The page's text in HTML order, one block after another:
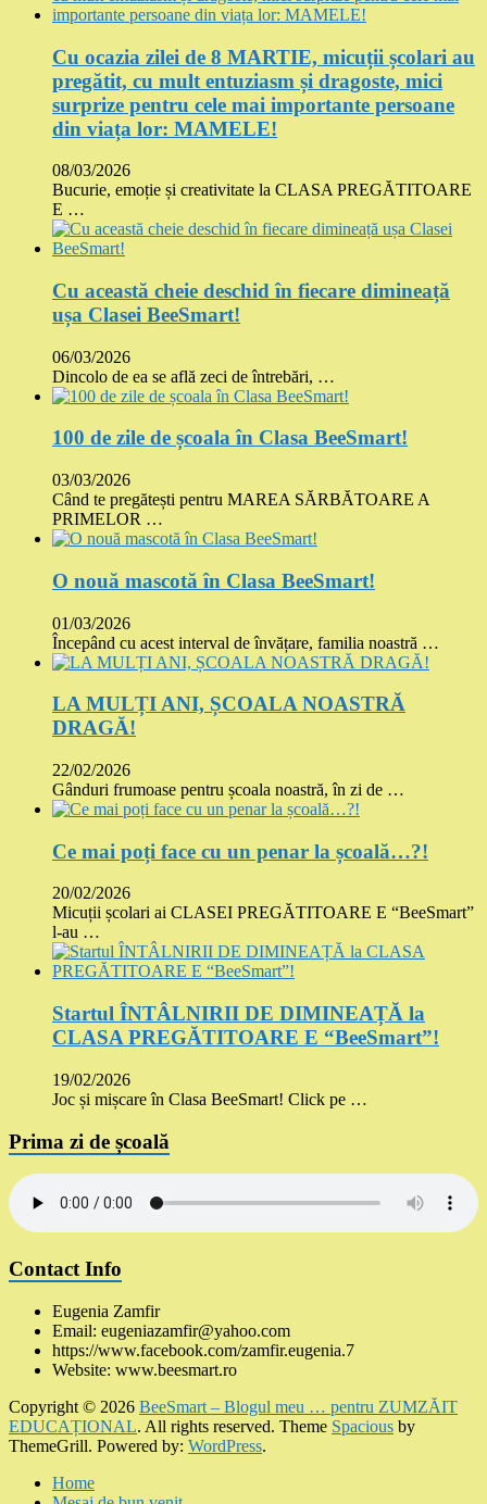
Cu ocazia zilei de 8 MARTIE, micuții școlari au
pregătit, cu mult entuziasm și dragoste, mici
surprize pentru cele mai importante persoane
din viața lor: MAMELE!
08/03/2026
Bucurie, emoție și creativitate la CLASA PREGĂTITOARE
E …
Cu această cheie deschid în fiecare dimineață
ușa Clasei BeeSmart!
06/03/2026
Dincolo de ea se află zeci de întrebări, …
100 de zile de școala în Clasa BeeSmart!
03/03/2026
Când te pregătești pentru MAREA SĂRBĂTOARE A
PRIMELOR …
O nouă mascotă în Clasa BeeSmart!
01/03/2026
Începând cu acest interval de învățare, familia noastră …
LA MULȚI ANI, ȘCOALA NOASTRĂ
DRAGĂ!
22/02/2026
Gânduri frumoase pentru școala noastră, în zi de …
Ce mai poți face cu un penar la școală…?!
20/02/2026
Micuții școlari ai CLASEI PREGĂTITOARE E “BeeSmart”
l-au …
Startul ÎNTÂLNIRII DE DIMINEAȚĂ la
CLASA PREGĂTITOARE E “BeeSmart”!
19/02/2026
Joc și mișcare în Clasa BeeSmart! Click pe …
Prima zi de școală
Contact Info
Eugenia Zamfir
Email: eugeniazamfir@yahoo.com
https://www.facebook.com/zamfir.eugenia.7
Website: www.beesmart.ro
Copyright © 2026 BeeSmart – Blogul meu … pentru ZUMZĂIT
EDUCAȚIONAL. All rights reserved. Theme Spacious by
ThemeGrill. Powered by: WordPress.
Home